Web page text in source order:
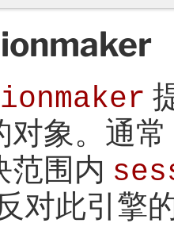
对象。通
范围内
对此引擎